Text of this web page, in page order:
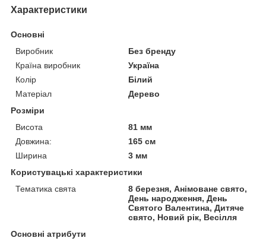
Характеристики
Основні
Виробник
Без бренду
Країна виробник
Україна
Колір
Білий
Матеріал
Дерево
Розміри
Висота
81 мм
Довжина:
165 см
Ширина
3 мм
Користувацькі характеристики
Тематика свята
8 березня, Анімоване свято,
День народження, День
Святого Валентина, Дитяче
свято, Новий рік, Весілля
Основні атрибути